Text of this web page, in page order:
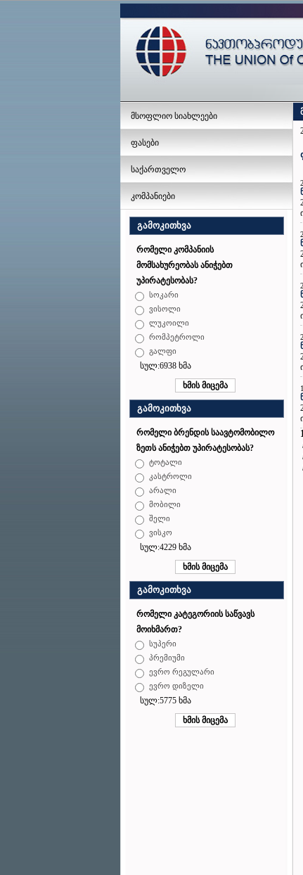
მსოფლიო სიახლეები
ფასები
საქართველო
კომპანიები
გამოკითხვა
რომელი კომპანიის
მომსახურეობას ანიჭებთ
უპირატესობას?
სოკარი
ვისოლი
ლუკოილი
რომპეტროლი
გალფი
სულ:6938 ხმა
გამოკითხვა
რომელი ბრენდის საავტომობილო
ზეთს ანიჭებთ უპირატესობას?
ტოტალი
კასტროლი
არალი
მობილი
შელი
ვისკო
სულ:4229 ხმა
გამოკითხვა
რომელი კატეგორიის საწვავს
მოიხმართ?
სუპერი
პრემიუმი
ევრო რეგულარი
ევრო დიზელი
სულ:5775 ხმა
1